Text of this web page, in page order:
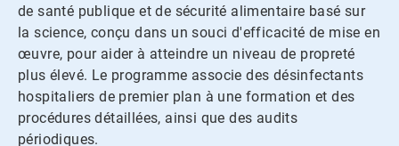
de santé publique et de sécurité alimentaire basé sur
la science, conçu dans un souci d'efficacité de mise en
œuvre, pour aider à atteindre un niveau de propreté
plus élevé. Le programme associe des désinfectants
hospitaliers de premier plan à une formation et des
procédures détaillées, ainsi que des audits
périodiques.